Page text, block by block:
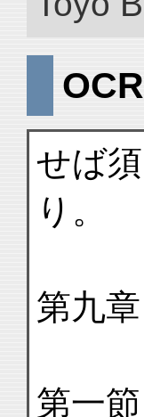
せば
り。
第九
第一